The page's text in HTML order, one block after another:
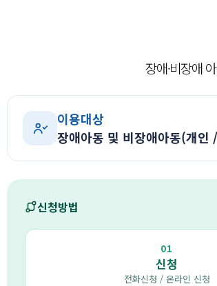
장애·비장애
이용대상
장애아동 및 비장애아동(개인
신청방법
01
신청
전화신청 / 온라인 신청